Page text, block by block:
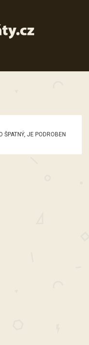
ŠPATNÝ, JE PODROBEN